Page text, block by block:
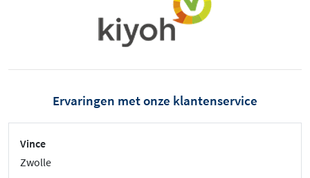
Ervaringen met onze klantenservice
Vince
Zwolle